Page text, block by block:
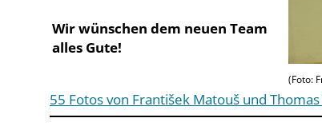
Wir wünschen dem neuen Team
alles Gute!
(Foto:
55 Fotos von František Matouš und